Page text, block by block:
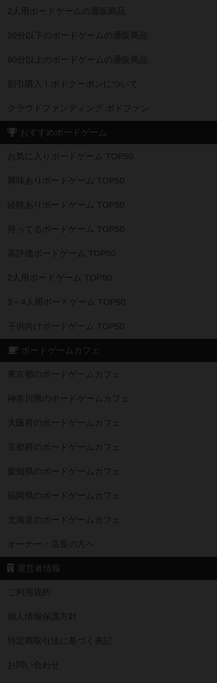
2人用ボードゲームの通販商品
20分以下のボードゲームの通販商品
60分以上のボードゲームの通販商品
割引購入！ボドクーポンについて
クラウドファンディング ボドファン
おすすめボードゲーム
お気に入りボードゲーム TOP50
興味ありボードゲーム TOP50
経験ありボードゲーム TOP50
持ってるボードゲーム TOP50
高評価ボードゲーム TOP50
2人用ボードゲーム TOP50
3～4人用ボードゲーム TOP50
子供向けボードゲーム TOP50
ボードゲームカフェ
東京都のボードゲームカフェ
神奈川県のボードゲームカフェ
大阪府のボードゲームカフェ
京都府のボードゲームカフェ
愛知県のボードゲームカフェ
福岡県のボードゲームカフェ
北海道のボードゲームカフェ
オーナー・店長の方へ
運営者情報
ご利用規約
個人情報保護方針
特定商取引法に基づく表記
お問い合わせ